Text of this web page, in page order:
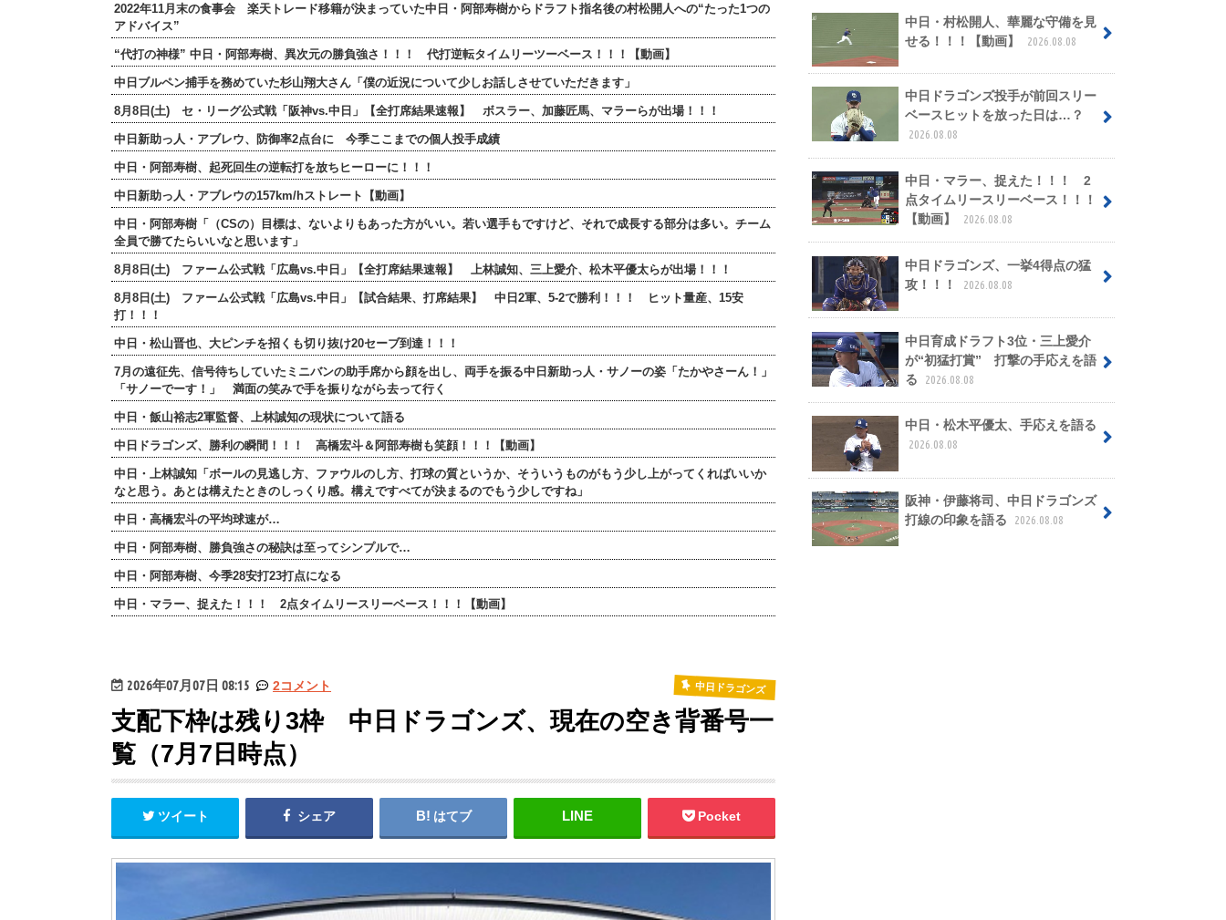
2022年11月末の食事会 楽天トレード移籍が決まっていた中日・阿部寿樹からドラフト指名後の村松開人への“たった1つの
アドバイス”
“代打の神様” 中日・阿部寿樹、異次元の勝負強さ！！！ 代打逆転タイムリーツーベース！！！【動画】
中日ブルペン捕手を務めていた杉山翔大さん「僕の近況について少しお話しさせていただきます」
8月8日(土) セ・リーグ公式戦「阪神vs.中日」【全打席結果速報】 ボスラー、加藤匠馬、マラーらが出場！！！
中日新助っ人・アブレウ、防御率2点台に 今季ここまでの個人投手成績
中日・阿部寿樹、起死回生の逆転打を放ちヒーローに！！！
中日新助っ人・アブレウの157km/hストレート【動画】
中日・阿部寿樹「（CSの）目標は、ないよりもあった方がいい。若い選手もですけど、それで成長する部分は多い。チーム
全員で勝てたらいいなと思います」
8月8日(土) ファーム公式戦「広島vs.中日」【全打席結果速報】 上林誠知、三上愛介、松木平優太らが出場！！！
8月8日(土) ファーム公式戦「広島vs.中日」【試合結果、打席結果】 中日2軍、5-2で勝利！！！ ヒット量産、15安
打！！！
中日・松山晋也、大ピンチを招くも切り抜け20セーブ到達！！！
7月の遠征先、信号待ちしていたミニバンの助手席から顔を出し、両手を振る中日新助っ人・サノーの姿「たかやさーん！」
「サノーでーす！」 満面の笑みで手を振りながら去って行く
中日・飯山裕志2軍監督、上林誠知の現状について語る
中日ドラゴンズ、勝利の瞬間！！！ 高橋宏斗＆阿部寿樹も笑顔！！！【動画】
中日・上林誠知「ボールの見逃し方、ファウルのし方、打球の質というか、そういうものがもう少し上がってくればいいか
なと思う。あとは構えたときのしっくり感。構えですべてが決まるのでもう少しですね」
中日・高橋宏斗の平均球速が…
中日・阿部寿樹、勝負強さの秘訣は至ってシンプルで…
中日・阿部寿樹、今季28安打23打点になる
中日・マラー、捉えた！！！ 2点タイムリースリーベース！！！【動画】
2026年07月07日 08:15 2コメント 中日ドラゴンズ
支配下枠は残り3枠 中日ドラゴンズ、現在の空き背番号一
覧（7月7日時点）
ツイート シェア はてブ Pocket
中日・村松開人、華麗な守備を見
せる！！！【動画】
2026.08.08
中日ドラゴンズ投手が前回スリー
ベースヒットを放った日は…？
2026.08.08
中日・マラー、捉えた！！！ 2
点タイムリースリーベース！！！
【動画】
2026.08.08
中日ドラゴンズ、一挙4得点の猛
攻！！！
2026.08.08
中日育成ドラフト3位・三上愛介
が“初猛打賞” 打撃の手応えを語
る
2026.08.08
中日・松木平優太、手応えを語る
2026.08.08
阪神・伊藤将司、中日ドラゴンズ
打線の印象を語る
2026.08.08